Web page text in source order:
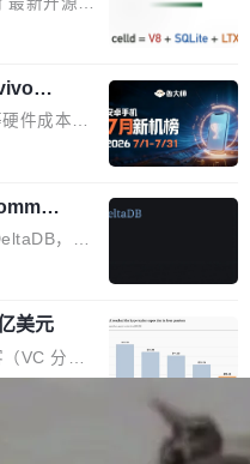
。要知道
校验、或
，两个
跟其他所
它不一
十年前的
在 Cloudf
建的平台
十年秘密
程。 设
SQLite
S3 兼容
库协调——
单个数据
被消除
源。当 cel
数据
真相...
夺
系列
件成本暴
速度明显
Ultra / Z
端机器，
No
X300 E这
/ Z Fold8 /
布，且全
它们本该
，一
操作的版
阶段。 De
最显
com
来的。git
美元
VC 分
告，Spac